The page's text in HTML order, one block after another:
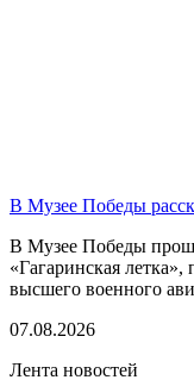
В Музее Победы
В Музее Победы
«Гагаринская
высшего военного
07.08.2026
Лента новостей